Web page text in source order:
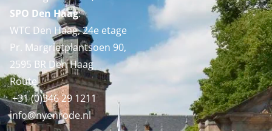
SPO Den Haag:
WTC Den Haag, 24e etage
Pr. Margrietplantsoen 90,
2595 BR Den Haag
Route
+31 (0)346 29 1211
info@nyenrode.nl